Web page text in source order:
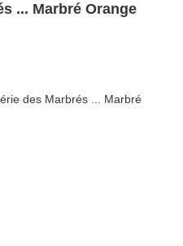
... Marbré Orange